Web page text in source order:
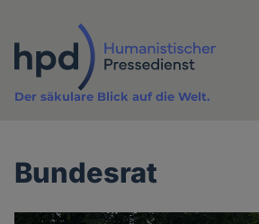
Inhalt
Der säkulare Blick auf die Welt.
Bundesrat